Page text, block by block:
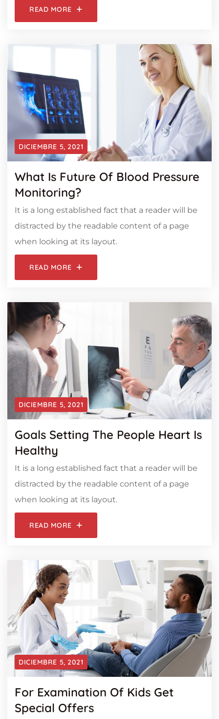
READ MORE
DICIEMBRE 5, 2021
What Is Future Of Blood Pressure
Monitoring?
It is a long established fact that a reader will be
distracted by the readable content of a page
when looking at its layout.
READ MORE
DICIEMBRE 5, 2021
Goals Setting The People Heart Is
Healthy
It is a long established fact that a reader will be
distracted by the readable content of a page
when looking at its layout.
READ MORE
DICIEMBRE 5, 2021
For Examination Of Kids Get
Special Offers